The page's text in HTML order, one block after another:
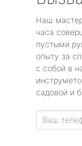
Наш
часа
пустыми
опыту за
с собой в
садовой и